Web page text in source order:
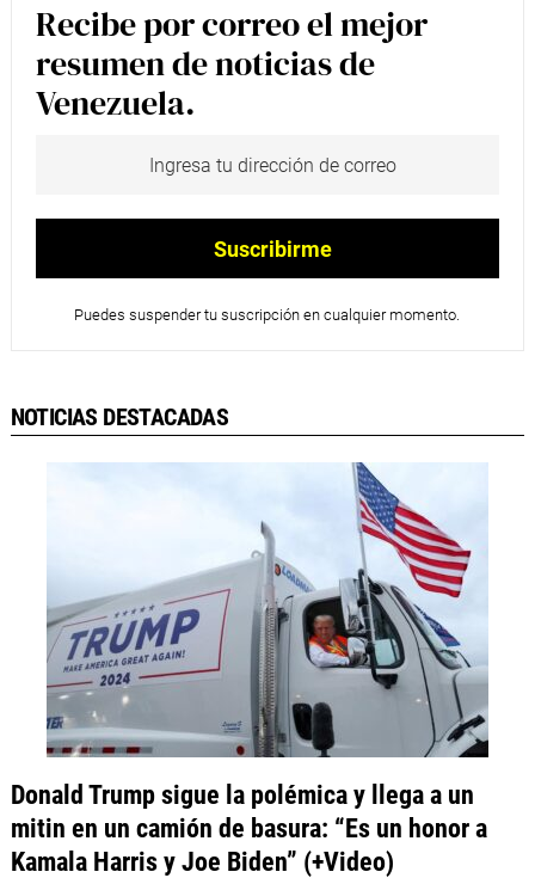
Recibe por correo el mejor
resumen de noticias de
Venezuela.
Puedes suspender tu suscripción en cualquier momento.
NOTICIAS DESTACADAS
Donald Trump sigue la polémica y llega a un
mitin en un camión de basura: “Es un honor a
Kamala Harris y Joe Biden” (+Video)